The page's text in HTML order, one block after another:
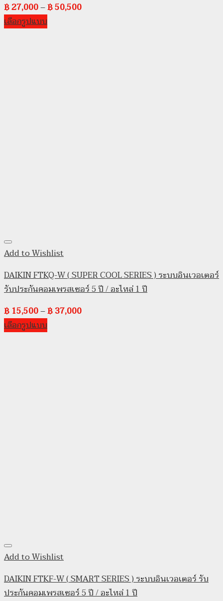
฿27,000–฿50,500
เลือกรูปแบบ
Add to Wishlist
DAIKIN FTKQ-W ( SUPER COOL SERIES ) ระบบอินเวอเตอร์
รับประกันคอมเพรสเซอร์ 5 ปี / อะไหล่ 1 ปี
฿ 15,500–฿37,000
เลือกรูปแบบ
Add to Wishlist
DAIKIN FTKF-W ( SMART SERIES ) ระบบอินเวอเตอร์ รับ
ประกันคอมเพรสเซอร์ 5 ปี / อะไหล่ 1 ปี